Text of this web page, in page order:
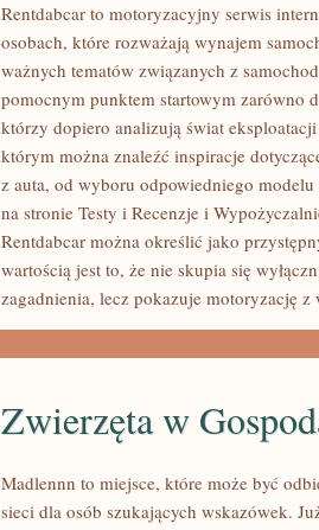
Rentdabcar to motoryzacyjny serwis
osobach, które rozważają wynajem
ważnych tematów związanych z
pomocnym punktem startowym zarówno
którzy dopiero analizują świat
którym można znaleźć inspiracje
z auta, od wyboru odpowiedniego
na stronie Testy i Recenzje i
Rentdabcar można określić jako
wartością jest to, że nie skupia się
zagadnienia, lecz pokazuje motoryzację z
Zwierzęta w
Madlennn to miejsce, które może być
sieci dla osób szukających wskazówek.